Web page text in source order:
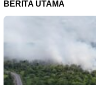
BERITA UTAMA